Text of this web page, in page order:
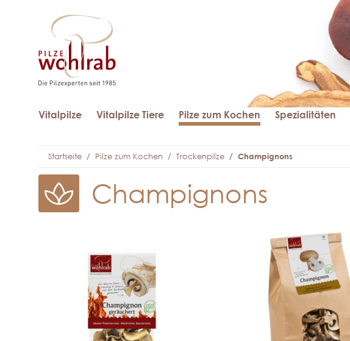
Vitalpilze Vitalpilze Tiere Pilze zum Kochen Spezialitäten
Startseite Pilze zum Kochen Trockenpilze Champignons
Champignons